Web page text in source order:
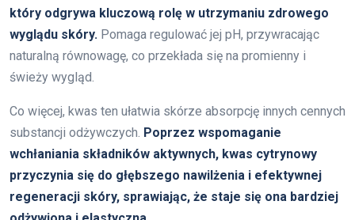
który odgrywa kluczową rolę w utrzymaniu zdrowego
wyglądu skóry. Pomaga regulować jej pH, przywracając
naturalną równowagę, co przekłada się na promienny i
świeży wygląd.
Co więcej, kwas ten ułatwia skórze absorpcję innych cennych
substancji odżywczych. Poprzez wspomaganie
wchłaniania składników aktywnych, kwas cytrynowy
przyczynia się do głębszego nawilżenia i efektywnej
regeneracji skóry, sprawiając, że staje się ona bardziej